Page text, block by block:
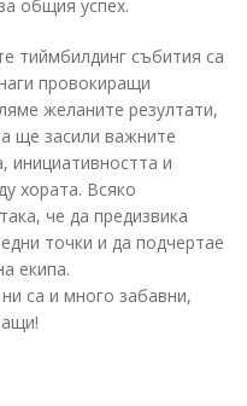
общия успех.
тиймбилдинг събития са
провокиращи
желаните резултати,
ще засили важните
инициативността и
хората. Всяко
че да предизвика
точки и да подчертае
екипа.
са и много забавни,